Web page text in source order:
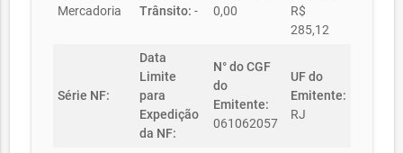
Mercadoria
Trânsito: -
0,00
R$
285,12
Série NF:
Data
Limite
para
Expedição
da NF:
N° do CGF
do
Emitente:
061062057
UF do
Emitente:
RJ